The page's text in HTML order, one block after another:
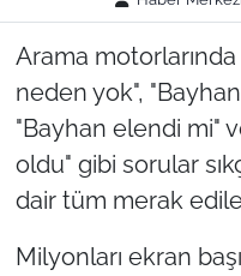
Arama
neden yok", "Bayhan
"Bayhan elendi mi"
oldu" gibi sorular
dair tüm merak
Milyonları ekran